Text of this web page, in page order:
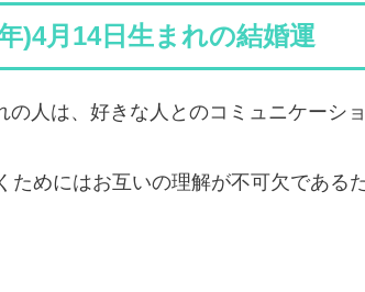
)4月14日生まれの結婚運
の人は、好きな人とのコミュニケーシ
ためにはお互いの理解が不可欠である